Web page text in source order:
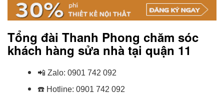
Tổng đài Thanh Phong chăm sóc
khách hàng sửa nhà tại quận 11
📲 Zalo: 0901 742 092
☎️ Hotline: 0901 742 092